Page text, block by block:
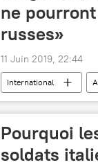
ne
russes»
11 Juin 2019, 22:44
International
Patriot (missile)
Pourquoi
soldats